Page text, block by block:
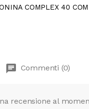
COMPLEX 40
chat Commenti (0)
recensione al